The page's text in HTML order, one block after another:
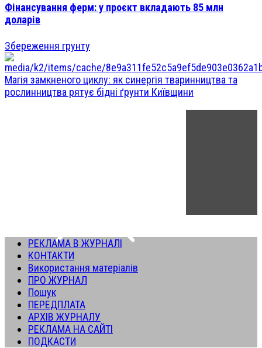
Фінансування ферм: у проєкт вкладають 85 млн
доларів
Збереження грунту
Магія замкненого циклу: як синергія тваринництва та
рослинництва рятує бідні ґрунти Київщини
РЕКЛАМА В ЖУРНАЛІ
КОНТАКТИ
Використання матеріалів
ПРО ЖУРНАЛ
Пошук
ПЕРЕДПЛАТА
АРХІВ ЖУРНАЛУ
РЕКЛАМА НА САЙТІ
ПОДКАСТИ